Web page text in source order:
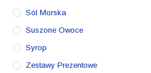
Sól Morska
Suszone Owoce
Syrop
Zestawy Prezentowe